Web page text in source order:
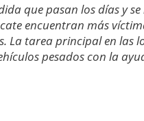
que pasan los días y
encuentran más
La tarea principal en las
pesados con la
del mañana
la palabra pandemia cuando
contagiosa se